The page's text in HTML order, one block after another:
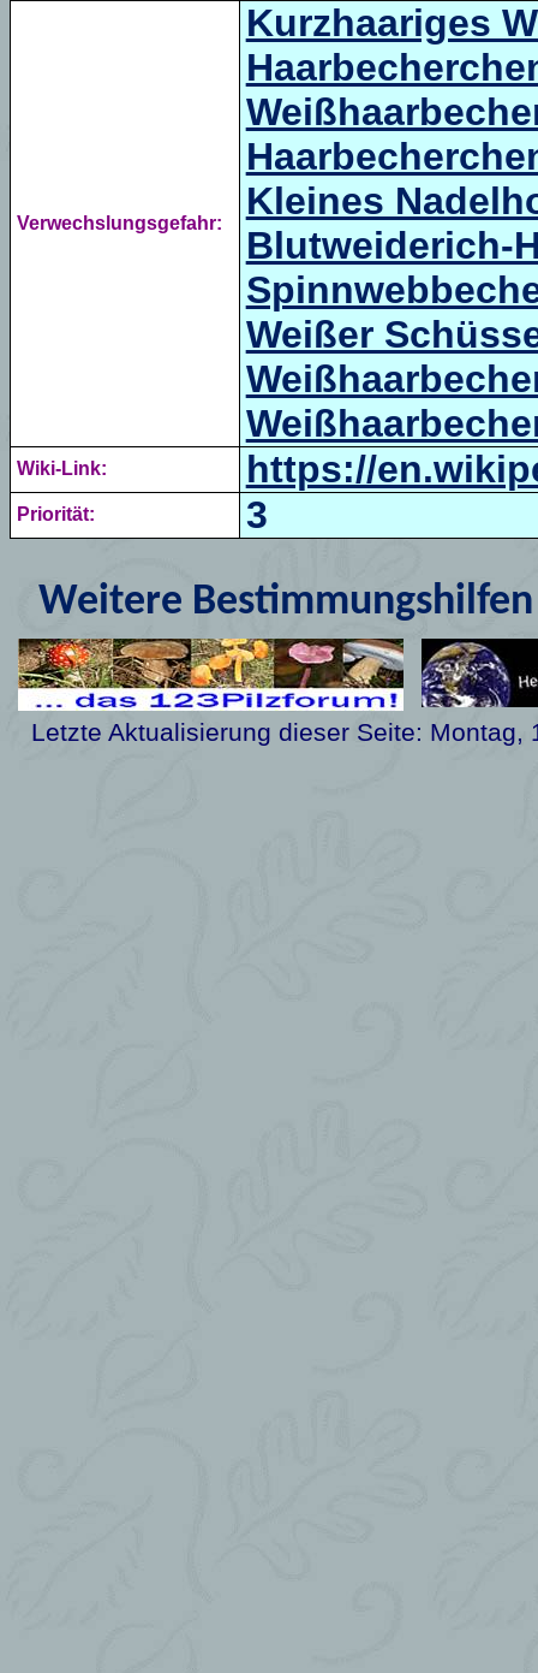
Verwechslungsgefahr:
Kurzhaariges
Kleines
Blutweiderich-
Weißer
Wiki-Link: https://
Priorität: 3
Weitere
Letzte Aktualisierung dieser Seite: Montag,